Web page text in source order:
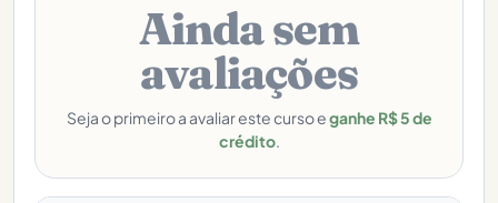
Ainda sem
avaliações
Seja o primeiro a avaliar este curso eganhe R$ 5 de
crédito.